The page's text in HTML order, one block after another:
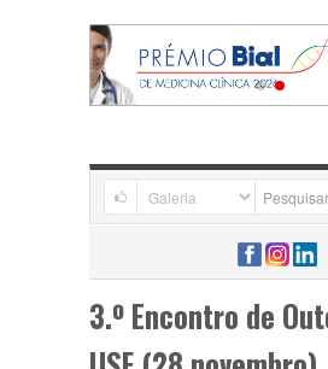
3.º Encontro de